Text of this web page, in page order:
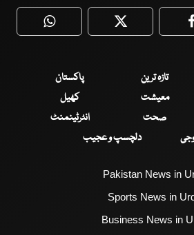
WhatsApp Twitter
تازہ ترین
پاکستان
معیشت
کھیل
صحت
انٹرٹینمنٹ
دلچسپ و عجیب
Pakistan News in
Sports News in
Business News in